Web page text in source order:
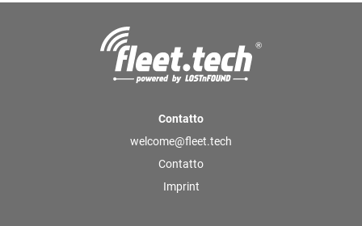
Contatto
welcome@fleet.tech
Contatto
Imprint